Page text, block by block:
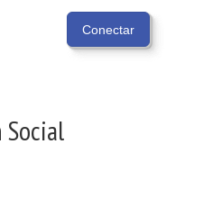
Social